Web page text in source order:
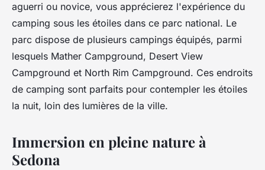
aguerri ou novice, vous apprécierez l'expérience du
camping sous les étoiles dans ce parc national. Le
parc dispose de plusieurs campings équipés, parmi
lesquels Mather Campground, Desert View
Campground et North Rim Campground. Ces endroits
de camping sont parfaits pour contempler les étoiles
la nuit, loin des lumières de la ville.
Immersion en pleine nature à
Sedona